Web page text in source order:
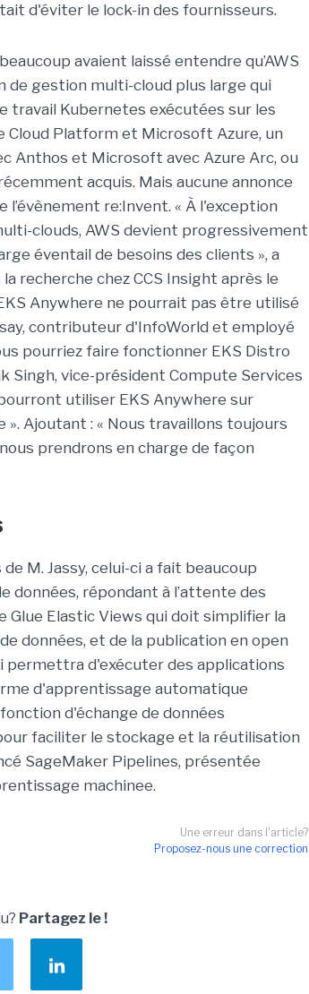
d'éviter le lock-in des fournisseurs.
avaient laissé entendre qu’AWS
de gestion multi-cloud plus large qui
travail Kubernetes exécutées sur les
Platform et Microsoft Azure, un
Anthos et Microsoft avec Azure Arc, ou
acquis. Mais aucune annonce
l’évènement re:Invent. « À l'exception
clouds, AWS devient progressivement
éventail de besoins des clients », a
recherche chez CCS Insight après le
Anywhere ne pourrait pas être utilisé
contributeur d'InfoWorld et employé
pourriez faire fonctionner EKS Distro
Singh, vice-président Compute Services
utiliser EKS Anywhere sur
Ajoutant : « Nous travaillons toujours
prendrons en charge de façon
M. Jassy, celui-ci a fait beaucoup
données, répondant à l’attente des
Glue Elastic Views qui doit simplifier la
données, et de la publication en open
permettra d'exécuter des applications
d'apprentissage automatique
d'échange de données
faciliter le stockage et la réutilisation
SageMaker Pipelines, présentée
machinee.
Une erreur dans l'article?
Proposez-nous une correction
Partagez le !